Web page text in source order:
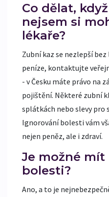
Co dělat,
nejsem si
lékaře?
Zubní kaz se nezlepší
peníze, kontaktujte
- v Česku máte právo na
pojištění. Některé zubní
splátkách nebo slevy pro
Ignorování bolesti vám
nejen peněz, ale i zdraví.
Je možné mít
bolesti?
Ano, a to je